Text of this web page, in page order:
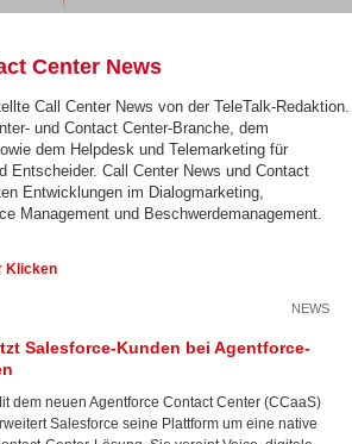
Center News
Call Center News von der TeleTalk-Redaktion.
und Contact Center-Branche, dem
dem Helpdesk und Telemarketing für
Entscheider. Call Center News und Contact
Entwicklungen im Dialogmarketing,
Management und Beschwerdemanagement.
Klicken
NEWS
Salesforce-Kunden bei Agentforce-
dem neuen Agentforce Contact Center (CCaaS)
Salesforce seine Plattform um eine native